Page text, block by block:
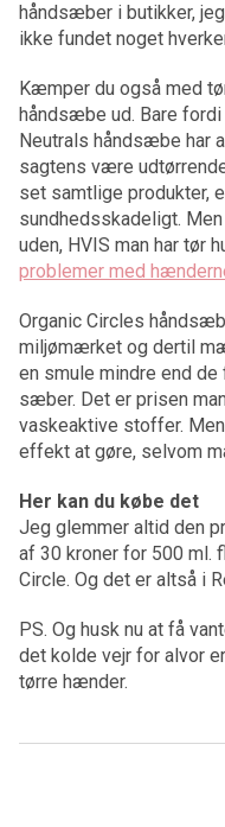
håndsæber i butikker,
ikke fundet noget
Kæmper du også med
håndsæbe ud. Bare
Neutrals håndsæbe har
sagtens være
set samtlige produkter,
sundhedsskadeligt.
uden, HVIS man har tør
problemer med
Organic Circles
miljømærket og dertil
en smule mindre end
sæber. Det er prisen
vaskeaktive stoffer.
effekt at gøre, selvom
Her kan du købe det
Jeg glemmer altid den
af 30 kroner for 500 ml.
Circle. Og det er altså i
PS. Og husk nu at få
det kolde vejr for alvor
tørre hænder.